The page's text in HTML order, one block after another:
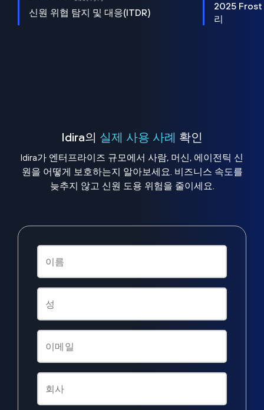
신원 위협 탐지 및 대응(ITDR)
2025 Frost
리
Idira의 실제 사용 사례 확인
Idira가 엔터프라이즈 규모에서 사람, 머신, 에이전틱 신
원을 어떻게 보호하는지 알아보세요. 비즈니스 속도를
늦추지 않고 신원 도용 위험을 줄이세요.